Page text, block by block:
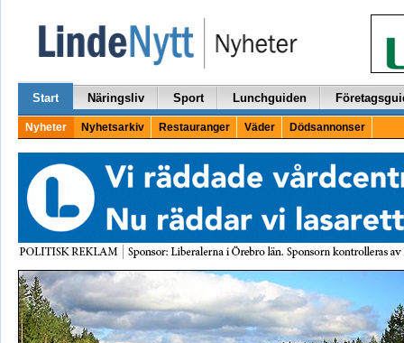
Start Näringsliv Sport Lunchguiden
Nyheter Nyhetsarkiv Restauranger Väder Dödsannonser